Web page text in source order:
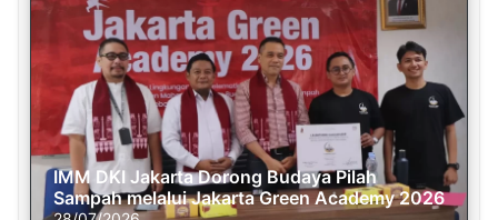
IMM DKI Jakarta Dorong Budaya Pilah
Sampah melalui Jakarta Green Academy 2026